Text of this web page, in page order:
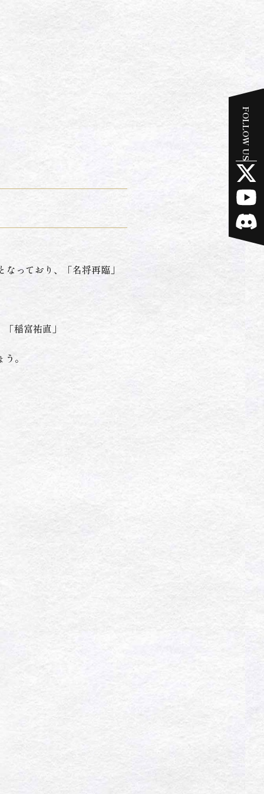
FOLLOW US
っており、「名将再臨」
稲富祐直」
。